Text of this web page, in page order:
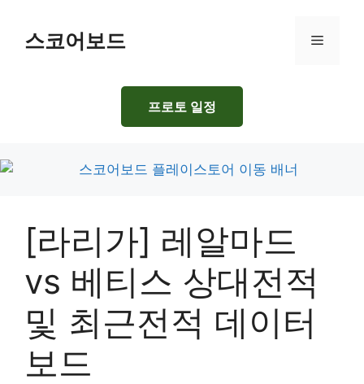
content스코어보드 Menu
프로토 일정
[라리가] 레알마드
vs 베티스 상대전적
및 최근전적 데이터
보드